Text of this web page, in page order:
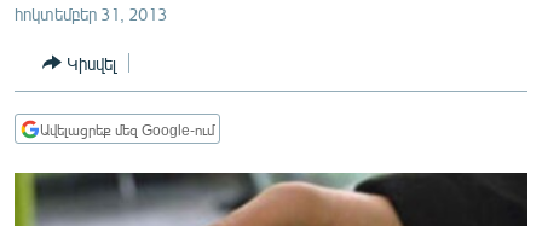
ԻՐԱՎՈՒՆՔ
ՀԱՍԱՐԱԿՈՒԹՅՈՒՆ
ՏՆՏԵՍՈՒԹՅՈՒՆ
ՊԱՏԵՐԱԶՄԻ 6 ՇԱԲԱԹՆԵՐԸ
հոկտեմբեր 31, 2013
Կիսվել
Ավելացրեք մեզ Google-ում